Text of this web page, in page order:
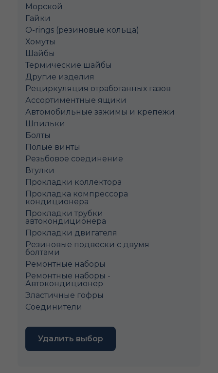
Морской
Гайки
O-rings (резиновые кольца)
Хомуты
Шайбы
Термические шайбы
Другие изделия
Рециркуляция отработанных газов
Ассортиментные ящики
Автомобильные зажимы и крепежи
Шпильки
Болты
Полые винты
Pезьбовое соединение
Втулки
Прокладки коллектора
Прокладка компрессора
кондиционера
Прокладки трубки
автокондиционера
Прокладки двигателя
Резиновые подвески с двумя
болтами
Ремонтные наборы
Ремонтные наборы -
Автокондиционер
Эластичные гофры
Соединители
Удалить выбор